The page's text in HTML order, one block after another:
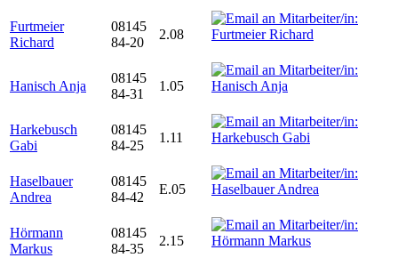
Furtmeier
Richard
08145
84-20
2.08
Hanisch Anja
08145
84-31
1.05
Harkebusch
Gabi
08145
84-25
1.11
Haselbauer
Andrea
08145
84-42
E.05
Hörmann
Markus
08145
84-35
2.15